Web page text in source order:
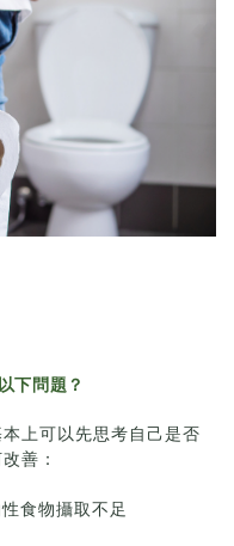
下問題？
上可以先思考自己是否
善：
食物攝取不足